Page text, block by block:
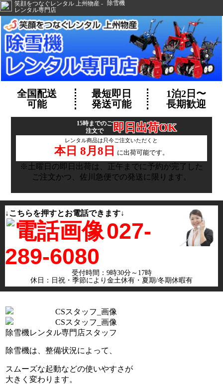
除雪機
レンタル専門店
全国配送
可能
最短即日
発送可能
1泊2日〜
長期歓迎
15時までのご
注文で
即日出荷OK
レンタル商品は只今ご注文いただくと
本日 8月8日 に出荷可能です。
※土曜日の即日出荷は、正午までに予約が完了した
ご注文かつ、佐川急便での発送に限ります。
↓こちらを押すとお電話できます↓
027-
289-6080
受付時間：9時30分～17時
休日：日祝・季節により金土休有・夏期/冬期休暇有
除雪機レンタル専門店スタッフ
除雪機は、整備状況によって、
スムーズな起動などの使いやすさが
大きく変わります。